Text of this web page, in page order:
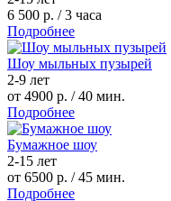
6 500 р. / 3 часа
Подробнее
Шоу мыльных пузырей
2-9 лет
от 4900 р. / 40 мин.
Подробнее
Бумажное шоу
2-15 лет
от 6500 р. / 45 мин.
Подробнее